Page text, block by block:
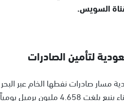
السويس.
لتأمين الصادرات
مسار صادرات نفطها الخام عبر